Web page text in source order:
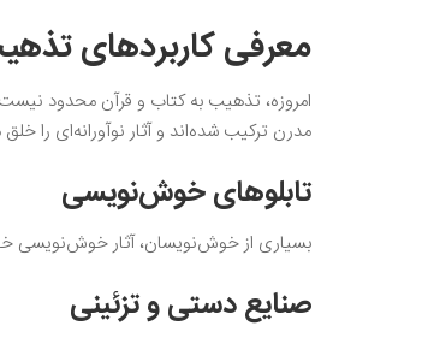
معرفی کاربردهای
امروزه، تذهیب به کتاب و قرآن محدود
مدرن ترکیب شده‌اند و آثار نوآورانه‌ای را
تابلوهای خوش‌نویسی
بسیاری از خوش‌نویسان، آثار خوش‌نویسی
صنایع دستی و تزئینی